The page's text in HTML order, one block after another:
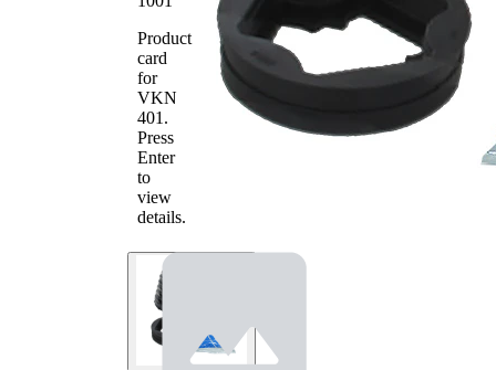
Product
card
for
VKN
401 .
Press
Enter
to
view
details.